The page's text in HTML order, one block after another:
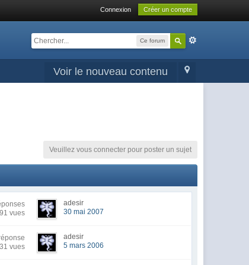
Connexion Créer un compte
Ce forum
Voir le nouveau contenu
Veuillez vous connecter pour poster un sujet
vues
adesir
30 mai 2007
vues
adesir
5 mars 2006